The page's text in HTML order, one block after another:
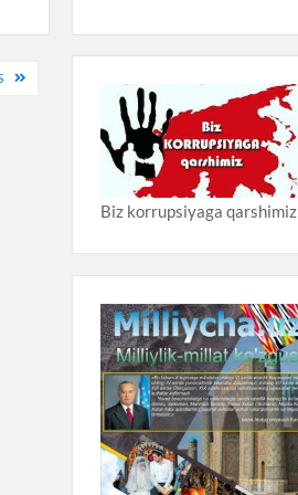
Biz korrupsiyaga qarshimiz